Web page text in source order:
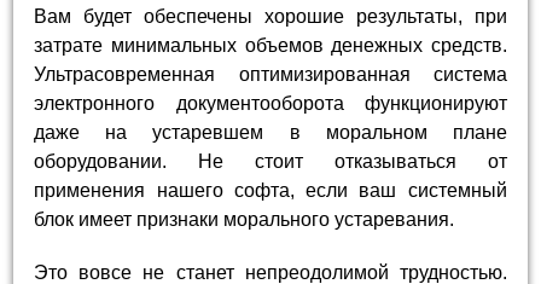
Вам будет обеспечены хорошие результаты, при
затрате минимальных объемов денежных средств.
Ультрасовременная оптимизированная система
электронного документооборота функционируют
даже на устаревшем в моральном плане
оборудовании. Не стоит отказываться от
применения нашего софта, если ваш системный
блок имеет признаки морального устаревания.
Это вовсе не станет непреодолимой трудностью.